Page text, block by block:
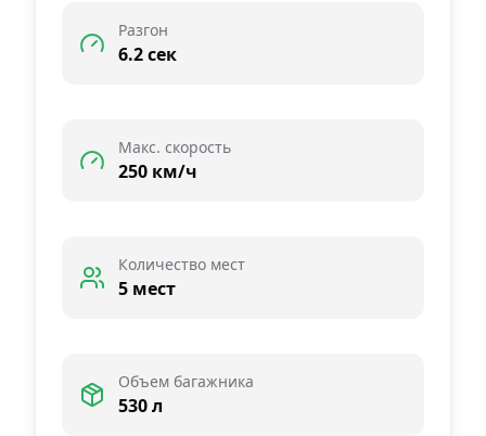
Разгон
6.2 сек
Макс. скорость
250 км/ч
Количество мест
5 мест
Объем багажника
530 л